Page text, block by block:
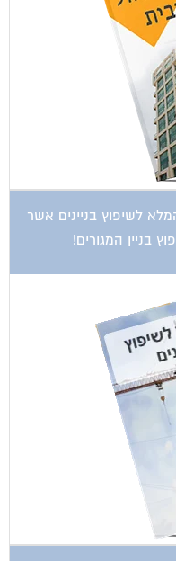
לשיפוץ בניינים אשר
בניין המגורים!